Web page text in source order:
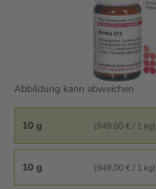
Abbildung kann abweichen
10 g (949,00 € / 1 kg)
10 g (949,00 € / 1 kg)